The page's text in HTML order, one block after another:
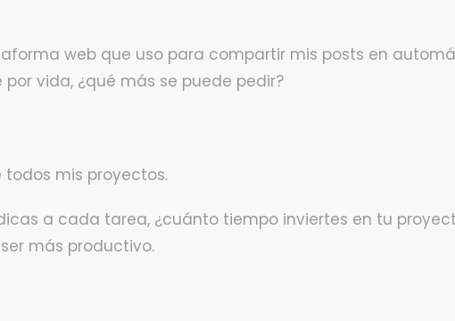
web que uso para compartir mis posts en
vida, ¿qué más se puede pedir?
mis proyectos.
a cada tarea, ¿cuánto tiempo inviertes en tu
más productivo.